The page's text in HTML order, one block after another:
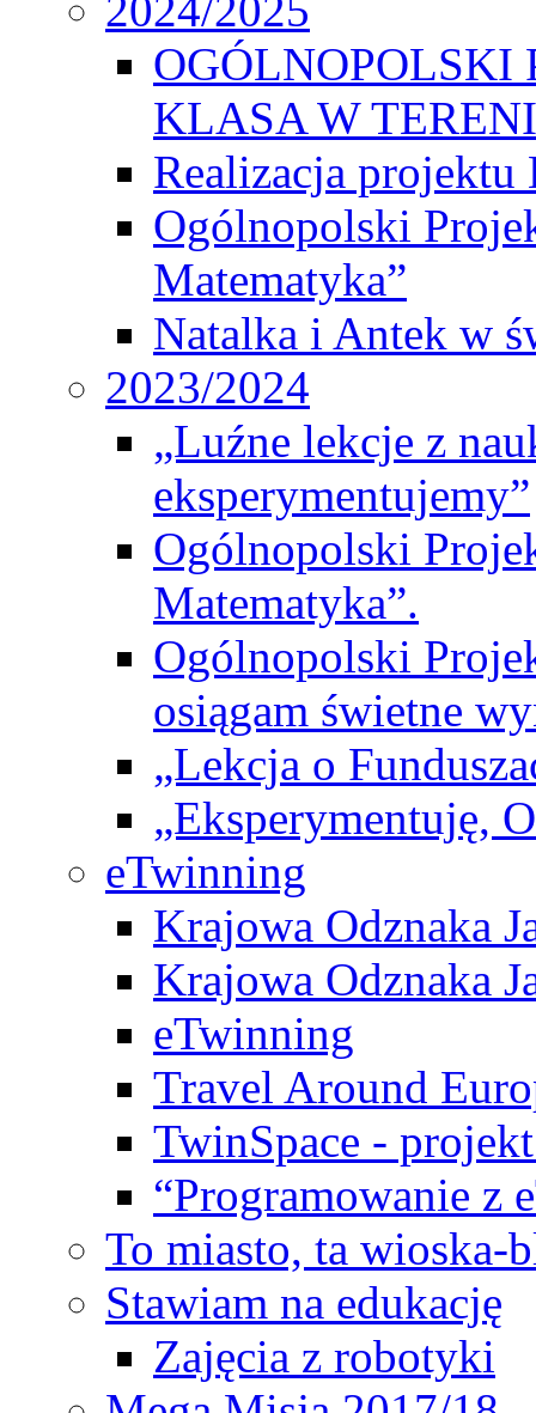
2024/2025
OGÓLNOPOLSKI
KLASA W
Realizacja
Ogólnopolski
Matematyka”
Natalka i Antek w
2023/2024
„Luźne lekcje z
eksperymentujemy”
Ogólnopolski
Matematyka”.
Ogólnopolski
osiągam świetne
„Lekcja o
„Eksperymentuję,
eTwinning
Krajowa Odznaka
Krajowa Odznaka
eTwinning
Travel Around
TwinSpace -
“Programowanie z
To miasto, ta wioska-
Stawiam na edukację
Zajęcia z robotyki